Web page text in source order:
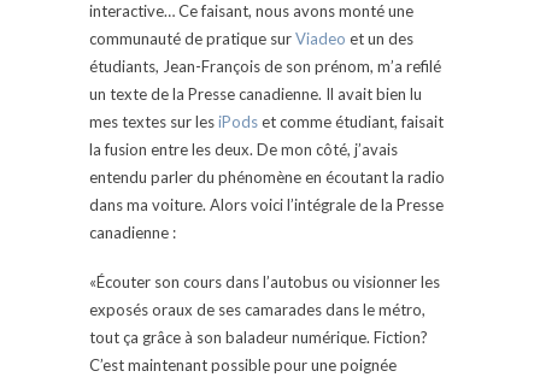
interactive… Ce faisant, nous avons monté une
communauté de pratique surViadeo et un des
étudiants, Jean-François de son prénom, m’a refilé
un texte de la Presse canadienne. Il avait bien lu
mes textes sur lesiPodset comme étudiant, faisait
la fusion entre les deux. De mon côté, j’avais
entendu parler du phénomène en écoutant la radio
dans ma voiture. Alors voici l’intégrale de la Presse
canadienne :
«Écouter son cours dans l’autobus ou visionner les
exposés oraux de ses camarades dans lemétro,
tout ça grâce à son baladeur numérique. Fiction?
C’est maintenant possible pour une poignée